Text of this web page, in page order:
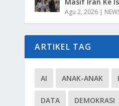
Agu 2, 2026 |
ARTIKEL TAG
AI ANAK-ANAK
DATA DEMOKRASI